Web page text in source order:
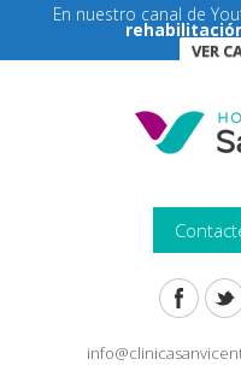
En nuestro canal de
VER